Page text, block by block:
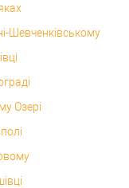
Шевченківському
Озері